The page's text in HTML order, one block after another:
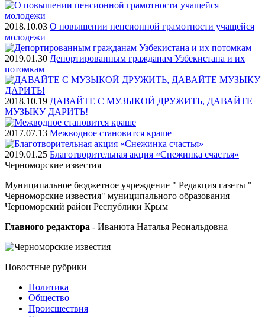
2018.10.03 О повышении пенсионной грамотности учащейся
молодежи
2019.01.30 Депортированным гражданам Узбекистана и их
потомкам
2018.10.19 ДАВАЙТЕ С МУЗЫКОЙ ДРУЖИТЬ, ДАВАЙТЕ
МУЗЫКУ ДАРИТЬ!
2017.07.13 Межводное становится краше
2019.01.25 Благотворительная акция «Снежинка счастья»
Черноморские известия
Муниципальное бюджетное учреждение " Редакция газеты "
Черноморские известия" муниципального образования
Черноморский район Республики Крым
Главного редактора - Иванюта Наталья Реональдовна
Новостные рубрики
Политика
Общество
Проиcшествия